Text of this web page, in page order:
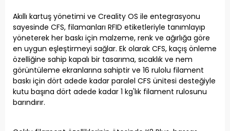
Akıllı kartuş yönetimi ve Creality OS ile entegrasyonu
sayesinde CFS, filamanları RFID etiketleriyle tanımlayıp
yöneterek her baskı için malzeme, renk ve ağırlığa göre
en uygun eşleştirmeyi sağlar. Ek olarak CFS, kaçış önleme
özelliğine sahip kapalı bir tasarıma, sıcaklık ve nem
görüntüleme ekranlarına sahiptir ve 16 rulolu filament
baskı için dört adede kadar paralel CFS ünitesi desteğiyle
kutu başına dört adede kadar 1 kg'lık filament rulosunu
barındırır.